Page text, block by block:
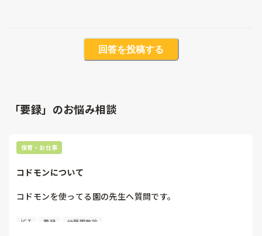
回答を投稿する
「要録」のお悩み相談
保育・お仕事
コドモンについて
コドモンを使ってる園の先生へ質問です。
指導要録の指導に関する事項の記述を、テンプレートや文章
ICT 要録 幼稚園教諭